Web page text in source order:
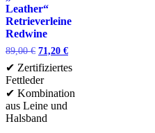
Leather“
Retrieverleine
Redwine
89,00€ 71,20 €
✔ Zertifiziertes
Fettleder
✔ Kombination
aus Leine und
Halsband